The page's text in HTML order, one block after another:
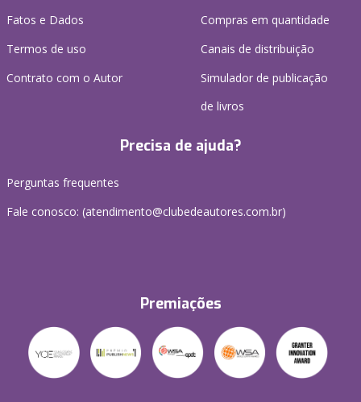
Fatos e Dados
Termos de uso
Contrato com o Autor
Compras em quantidade
Canais de distribuição
Simulador de publicação
de livros
Precisa de ajuda?
Perguntas frequentes
Fale conosco: (atendimento@clubedeautores.com.br)
Premiações